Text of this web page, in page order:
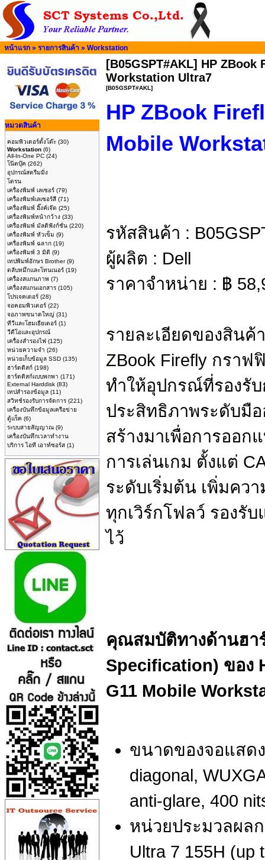
หน้าแรก » รายการสินค้า » Workstation
หมวดสินค้า
คอมพิวเตอร์ตั้งโต๊ะ (30)
Workstation (6)
All-In-One PC (24)
โน๊ตบุ๊ค (262)
อุปกรณ์สตรีมมิ่ง
โดรน
เครื่องพิมพ์ เลเซอร์ (79)
เครื่องพิมพ์เลเซอร์สี (71)
เครื่องพิมพ์ อิ๊งค์เจ๊ต (25)
เครื่องพิมพ์หน้ากว้าง (33)
เครื่องพิมพ์ มัลติฟังก์ชั่น (220)
เครื่องพิมพ์ หัวเข็ม (9)
เครื่องพิมพ์ ฉลาก (19)
เครื่องพิมพ์ 3 มิติ (9)
เทปพิมพ์อักษร Brother(9)
ตลับหมึกและโทนเนอร์ (19)
เครื่องสแกนภาพ (7)
เครื่องสแกนเอกสาร (105)
โปรเจคเตอร์ (28)
จอคอมพิวเตอร์ (22)
จอภาพขนาดใหญ่ (31)
ทีวีและโฮมเธียเตอร์ (1)
วีดีโอและอุปกรณ์
เครื่องสำรองไฟ (125)
หน่วยความจำ (26)
หน่วยเก็บข้อมูล SSD (135)
ฮาร์ดดิสก์ (198)
ฮาร์ดดิสก์แบบพกพา (171)
External Harddisk (83)
เทปสำรองข้อมูล (11)
สวิทช์รองรับการจัดการ (221)
เครื่องบันทึกข้อมูลเครือข่าย
ตู้แร็ค (6)
ระบบสายสัญญาณ (9)
เครื่องบันทึกเวลาทำงาน
บริการ ไอที เอาท์ซอร์ส (1)
[B05GSPT#AKL] HP
Workstation Ultra7
[B05GSPT#AKL]
HP ZBook
Mobile
รหัสสินค้า :
ผู้ผลิต : Dell
ราคาจำหน่าย : ฿
รายละเอียดของสินค้
ZBook Firefly กรา
ทำให้อุปกรณ์ที่รองรั
ประสิทธิภาพระดับมื
สร้างมาเพื่อการออ
การเล่นเกม ตั้งแต่
ระดับเริ่มต้น เพิ่มคว
ทุกเวิร์กโฟลว์ รองรั
ไว้
คุณสมบัติทางด้านฮา
Specification) ของ
G11 Mobile
ขนาดของจอแสด
diagonal,
anti-glare, 400
หน่วยประมวลผลก
Ultra 7 155H (up